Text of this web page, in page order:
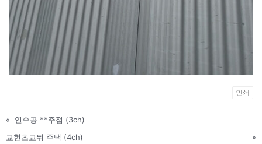
인쇄
«
연수공 **주점 (3ch)
교현초교뒤 주택 (4ch)
»